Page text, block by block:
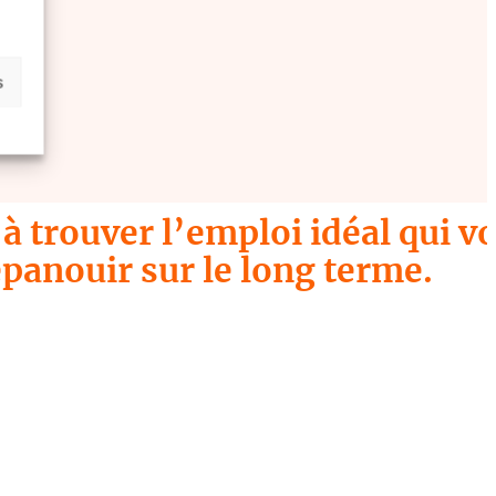
trouver l’emploi idéal qui
sur le long terme.